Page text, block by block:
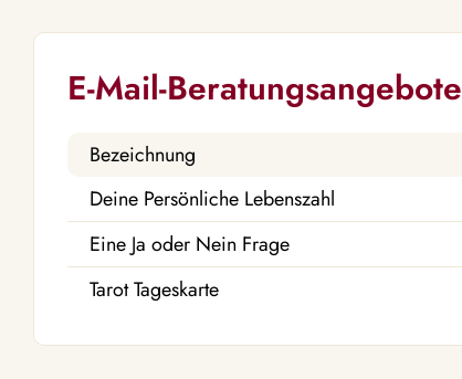
E-Mail-Beratungsangebote
Bezeichnung
Deine Persönliche Lebenszahl
Eine Ja oder Nein Frage
Tarot Tageskarte